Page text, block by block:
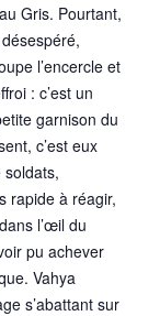
Gris. Pourtant,
l’encercle et
: c’est un
garnison du
c’est eux
rapide à réagir,
l’œil du
pu achever
Vahya
s’abattant sur